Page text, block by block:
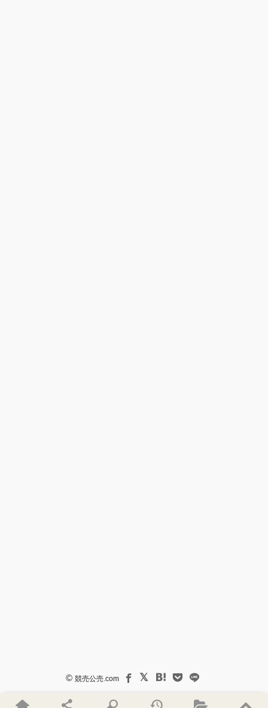
© 競売公売.com